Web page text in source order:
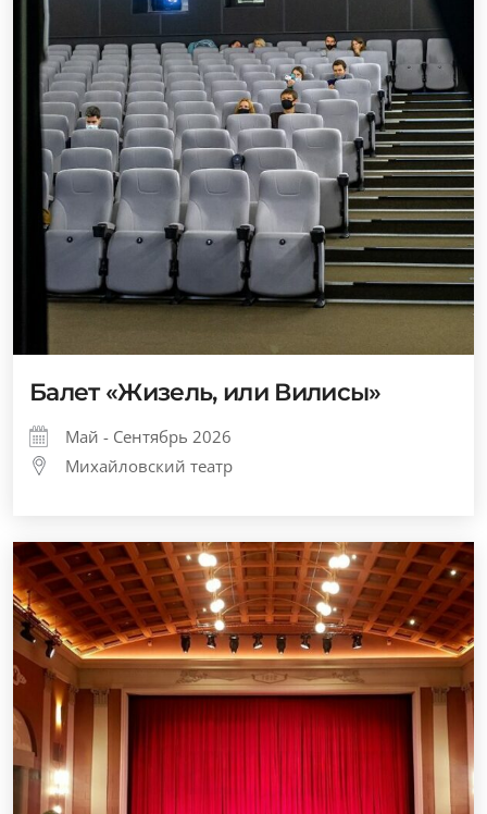
Балет «Жизель, или Вилисы»
Май - Сентябрь 2026
Михайловский театр